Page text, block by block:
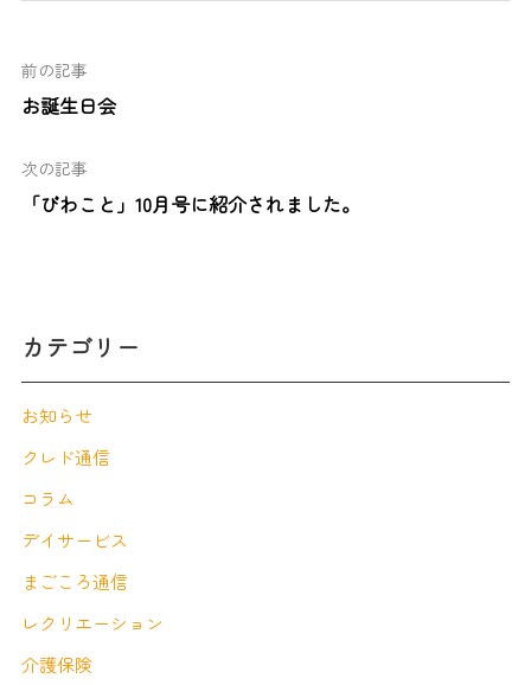
前の記事
お誕生日会
次の記事
「びわこと」10月号に紹介されました。
カテゴリー
お知らせ
クレド通信
コラム
デイサービス
まごころ通信
レクリエーション
介護保険